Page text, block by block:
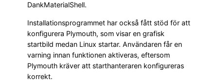
DankMaterialShell.
Installationsprogrammet har också fått stöd för att
konfigurera Plymouth, som visar en grafisk
startbild medan Linux startar. Användaren får en
varning innan funktionen aktiveras, eftersom
Plymouth kräver att starthanteraren konfigureras
korrekt.